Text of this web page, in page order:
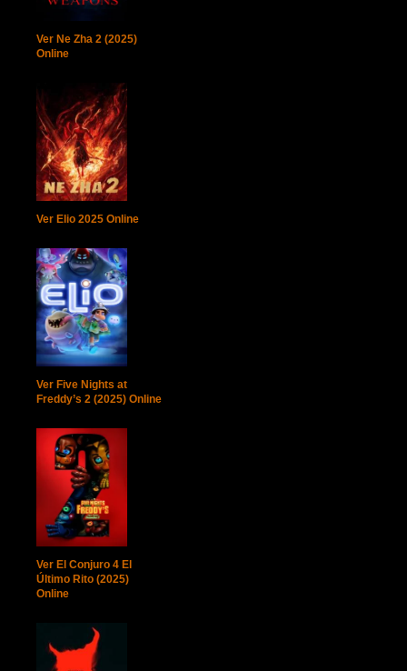
Ver Ne Zha 2 (2025)
Online
Ver Elio 2025 Online
Ver Five Nights at
Freddy’s 2 (2025) Online
Ver El Conjuro 4 El
Último Rito (2025)
Online